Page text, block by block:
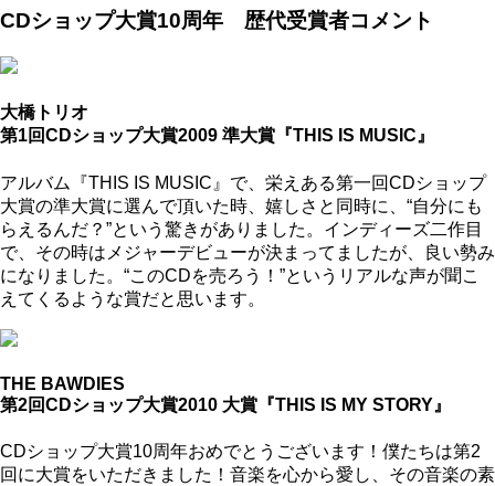
CDショップ大賞10周年 歴代受賞者コメント
大橋トリオ
第1回CDショップ大賞2009 準大賞『THIS IS MUSIC』
アルバム『THIS IS MUSIC』で、栄えある第一回CDショップ
大賞の準大賞に選んで頂いた時、嬉しさと同時に、“自分にも
らえるんだ？”という驚きがありました。インディーズ二作目
で、その時はメジャーデビューが決まってましたが、良い勢み
になりました。“このCDを売ろう！”というリアルな声が聞こ
えてくるような賞だと思います。
THE BAWDIES
第2回CDショップ大賞2010 大賞『THIS IS MY STORY』
CDショップ大賞10周年おめでとうございます！僕たちは第2
回に大賞をいただきました！音楽を心から愛し、その音楽の素